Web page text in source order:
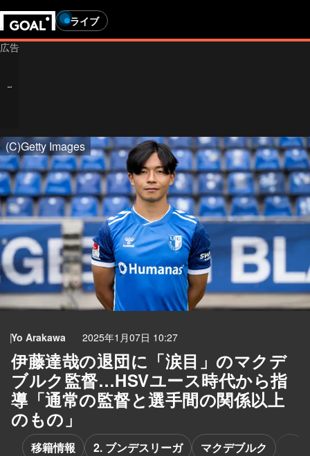
ライブ
(C)Getty Images
Yo Arakawa 2025年1月07日 10:27
伊藤達哉の退団に「涙目」のマクデ
ブルク監督…HSVユース時代から指
導「通常の監督と選手間の関係以上
のもの」
移籍情報 2. ブンデスリーガ マクデブルク